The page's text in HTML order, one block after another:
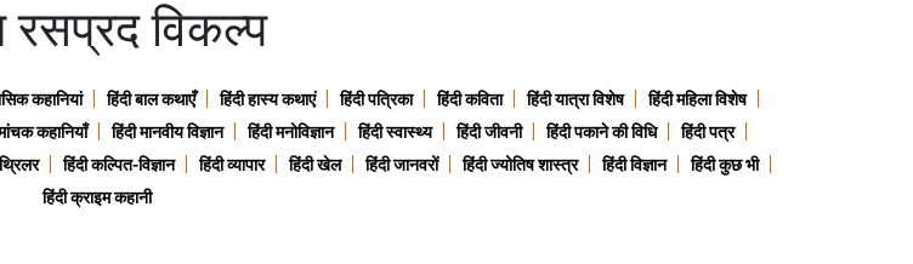
रसप्रद विकल्प
कहानियां हिंदी बाल कथाएँ हिंदी हास्य कथाएं हिंदी पत्रिका हिंदी कविता हिंदी यात्रा विशेष
हिंदी महिला विशेष
कहानियाँ हिंदी मानवीय विज्ञान हिंदी मनोविज्ञान हिंदी स्वास्थ्य हिंदी जीवनी हिंदी पकाने की विधि
हिंदी पत्र
हिंदी कल्पित-विज्ञान हिंदी व्यापार हिंदी खेल हिंदी जानवरों हिंदी ज्योतिष शास्त्र हिंदी विज्ञान
हिंदी कुछ भी
हिंदी क्राइम कहानी